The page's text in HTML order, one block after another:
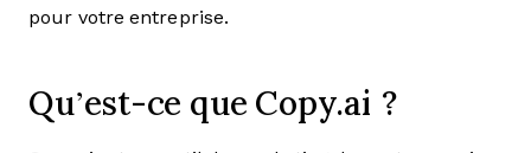
pour votre entreprise.
Qu’est-ce que Copy.ai ?